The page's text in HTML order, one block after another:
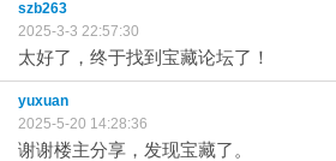
szb263
2025-3-3 22:57:30
太好了，终于找到宝藏论坛了！
yuxuan
2025-5-20 14:28:36
谢谢楼主分享，发现宝藏了。